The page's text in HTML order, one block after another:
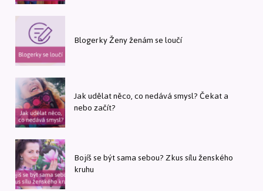
Blogerky Ženy ženám se loučí
Jak udělat něco, co nedává smysl? Čekat a
nebo začít?
Bojíš se být sama sebou? Zkus sílu ženského
kruhu